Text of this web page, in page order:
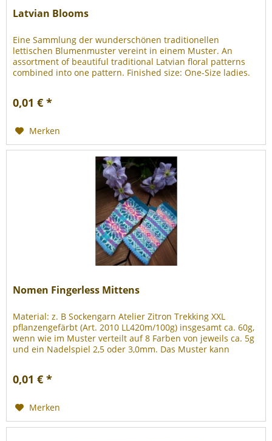
Latvian Blooms
Eine Sammlung der wunderschönen traditionellen
lettischen Blumenmuster vereint in einem Muster. An
assortment of beautiful traditional Latvian floral patterns
combined into one pattern. Finished size: One-Size ladies.
0,01 € *
Merken
Nomen Fingerless Mittens
Material: z. B Sockengarn Atelier Zitron Trekking XXL
pflanzengefärbt (Art. 2010 LL420m/100g) insgesamt ca. 60g,
wenn wie im Muster verteilt auf 8 Farben von jeweils ca. 5g
und ein Nadelspiel 2,5 oder 3,0mm. Das Muster kann
0,01 € *
Merken